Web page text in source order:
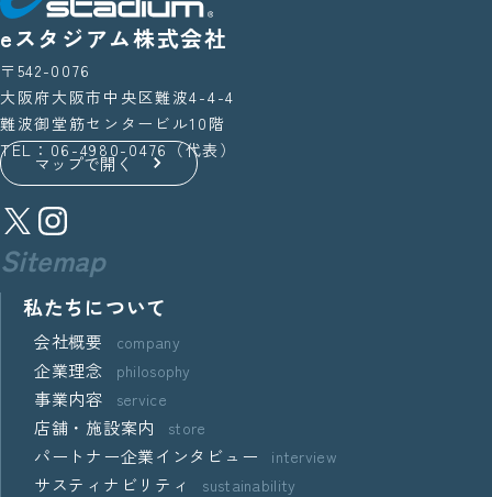
eスタジアム株式会社
〒542-0076
大阪府大阪市中央区難波4-4-4
難波御堂筋センタービル10階
TEL：06-4980-0476（代表）
マップで開く
Sitemap
私たちについて
会社概要 company
企業理念 philosophy
事業内容 service
店舗・施設案内 store
パートナー企業インタビュー interview
サスティナビリティ sustainability